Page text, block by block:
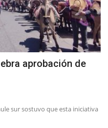
aprobación de
sur sostuvo que esta iniciativa